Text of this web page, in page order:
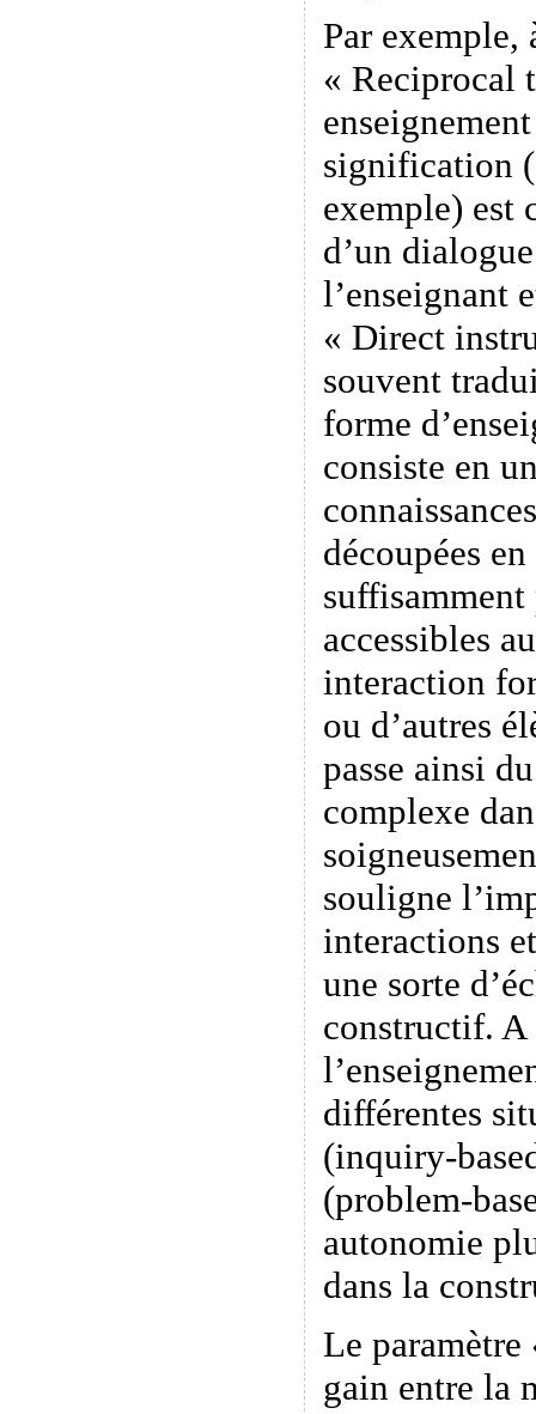
Par
« Reciprocal
signification
exemple) est
d’un
l’enseignant
« Direct
souvent
forme
consiste en
découpées
accessibles
interaction
ou d’autres
passe ainsi
complexe
souligne
interactions
une sorte
constructif.
différentes
(inquiry-
(problem-
autonomie
dans la
Le paramètre
gain entre la